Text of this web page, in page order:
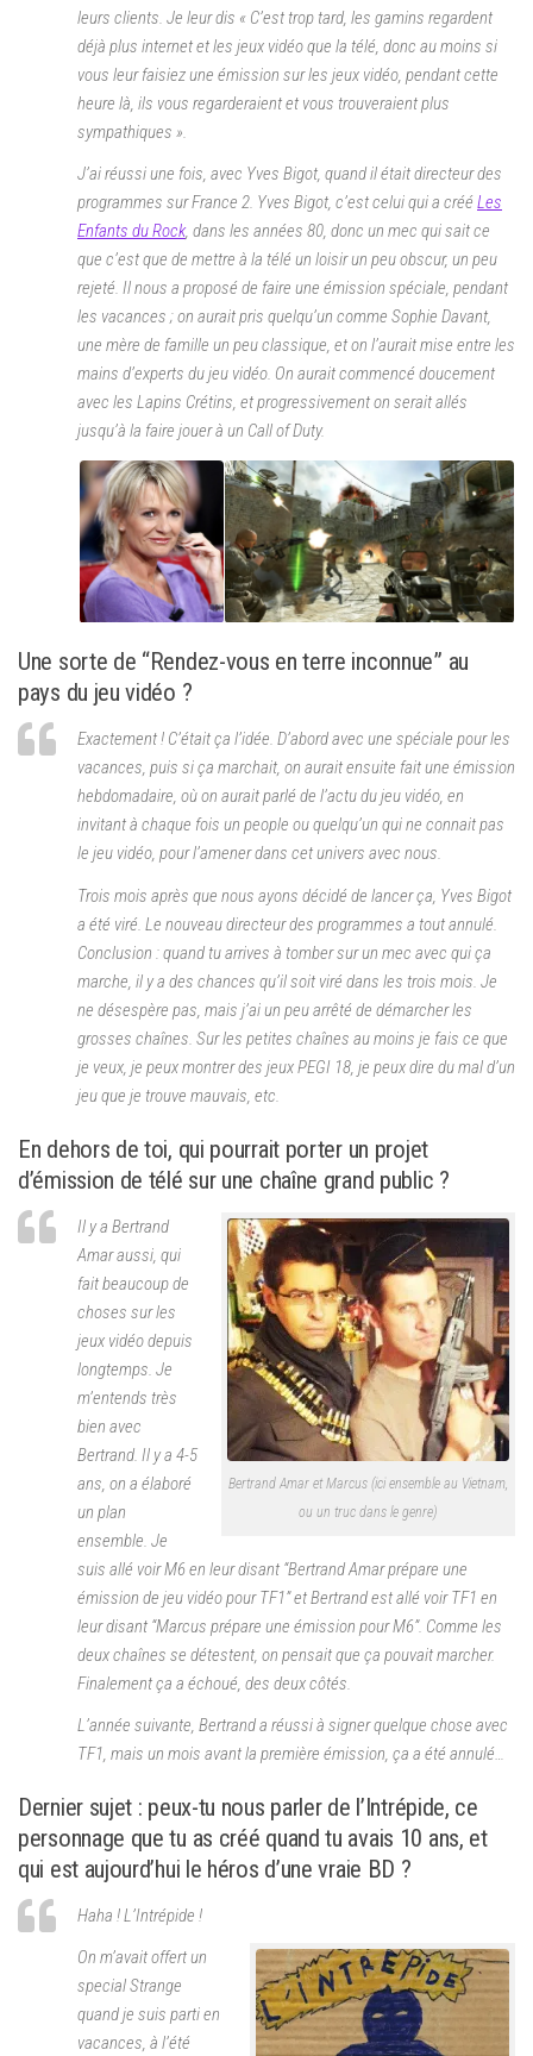
leurs clients. Je leur dis « C’est trop tard, les gamins regardent
déjà plus internet et les jeux vidéo que la télé, donc au moins si
vous leur faisiez une émission sur les jeux vidéo, pendant cette
heure là, ils vous regarderaient et vous trouveraient plus
sympathiques ».
J’ai réussi une fois, avec Yves Bigot, quand il était directeur des
programmes sur France 2. Yves Bigot, c’est celui qui a créé Les
Enfants du Rock, dans les années 80, donc un mec qui sait ce
que c’est que de mettre à la télé un loisir un peu obscur, un peu
rejeté. Il nous a proposé de faire une émission spéciale, pendant
les vacances ; on aurait pris quelqu’un comme Sophie Davant,
une mère de famille un peu classique, et on l’aurait mise entre les
mains d’experts du jeu vidéo. On aurait commencé doucement
avec les Lapins Crétins, et progressivement on serait allés
jusqu’à la faire jouer à un Call of Duty.
Une sorte de “Rendez-vous en terre inconnue” au
pays du jeu vidéo ?
Exactement ! C’était ça l’idée. D’abord avec une spéciale pour les
vacances, puis si ça marchait, on aurait ensuite fait une émission
hebdomadaire, où on aurait parlé de l’actu du jeu vidéo, en
invitant à chaque fois un people ou quelqu’un qui ne connait pas
le jeu vidéo, pour l’amener dans cet univers avec nous.
Trois mois après que nous ayons décidé de lancer ça, Yves Bigot
a été viré. Le nouveau directeur des programmes a tout annulé.
Conclusion : quand tu arrives à tomber sur un mec avec qui ça
marche, il y a des chances qu’il soit viré dans les trois mois. Je
ne désespère pas, mais j’ai un peu arrêté de démarcher les
grosses chaînes. Sur les petites chaînes au moins je fais ce que
je veux, je peux montrer des jeux PEGI 18, je peux dire du mal d’un
jeu que je trouve mauvais, etc.
En dehors de toi, qui pourrait porter un projet
d’émission de télé sur une chaîne grand public ?
Bertrand Amar et Marcus (ici ensemble au Vietnam,
ou un truc dans le genre)
Il y a Bertrand
Amar aussi, qui
fait beaucoup de
choses sur les
jeux vidéo depuis
longtemps. Je
m’entends très
bien avec
Bertrand. Il y a 4-5
ans, on a élaboré
un plan
ensemble. Je
suis allé voir M6 en leur disant “Bertrand Amar prépare une
émission de jeu vidéo pour TF1”et Bertrand est allé voir TF1 en
leur disant “Marcus prépare une émission pour M6”. Comme les
deux chaînes se détestent, on pensait que ça pouvait marcher.
Finalement ça a échoué, des deux côtés.
L’année suivante, Bertrand a réussi à signer quelque chose avec
TF1, mais un mois avant la première émission, ça a été annulé…
Dernier sujet : peux-tu nous parler de l’Intrépide, ce
personnage que tu as créé quand tu avais 10 ans, et
qui est aujourd’hui le héros d’une vraie BD ?
Haha ! L’Intrépide !
On m’avait offert un
special Strange
quand je suis parti en
vacances, à l’été